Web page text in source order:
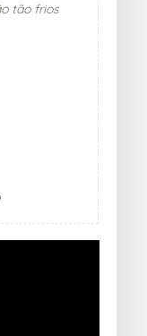
tão frios